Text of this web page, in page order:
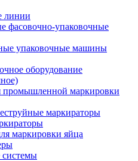
линии
фасовочно-упаковочные
упаковочные машины
оборудование
промышленной маркировки
маркираторы
маркировки яйца